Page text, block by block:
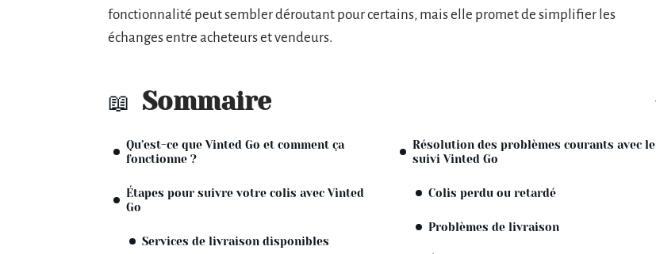
fonctionnalité peut sembler déroutant pour certains, mais elle promet de simplifier les
échanges entre acheteurs et vendeurs.
Sommaire
Qu’est-ce que Vinted Go et comment ça
fonctionne ?
Étapes pour suivre votre colis avec Vinted
Go
Services de livraison disponibles
Résolution des problèmes courants avec le
suivi Vinted Go
Colis perdu ou retardé
Problèmes de livraison